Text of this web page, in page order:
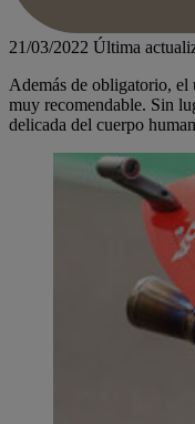
21/03/2022 Última
Además de obligatorio, el
muy recomendable. Sin
delicada del cuerpo